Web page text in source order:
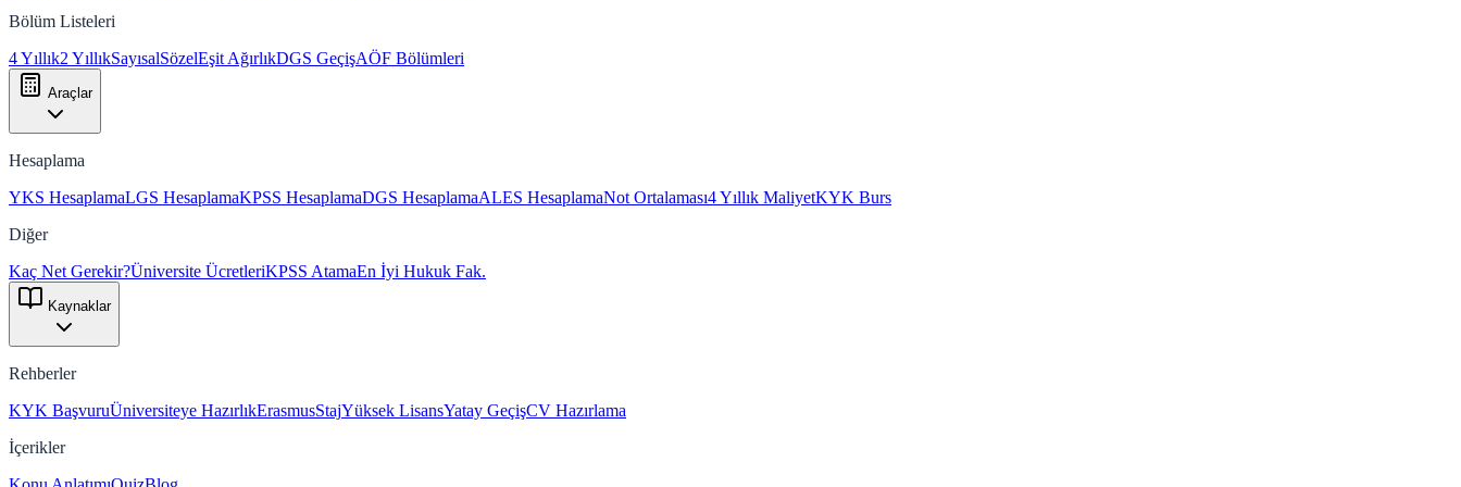
Bölüm Listeleri
4 Yıllık2 YıllıkSayısalSözelEşit AğırlıkDGS GeçişAÖF Bölümleri
Araçlar
Hesaplama
YKS HesaplamaLGS HesaplamaKPSS HesaplamaDGS HesaplamaALES HesaplamaNot Ortalaması4 Yıllık MaliyetKYK Burs
Diğer
Kaç Net Gerekir?Üniversite ÜcretleriKPSS AtamaEn İyi Hukuk Fak.
Kaynaklar
Rehberler
KYK BaşvuruÜniversiteye HazırlıkErasmusStajYüksek LisansYatay GeçişCV Hazırlama
İçerikler